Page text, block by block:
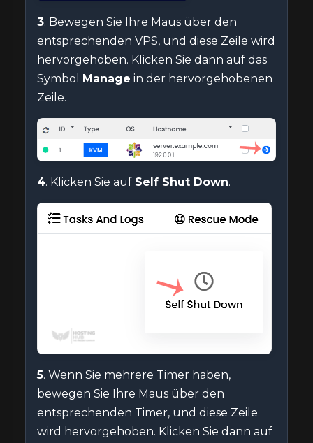
3. Bewegen Sie Ihre Maus über den
entsprechenden VPS, und diese Zeile wird
hervorgehoben. Klicken Sie dann auf das
Symbol Manage in der hervorgehobenen
Zeile.
4. Klicken Sie auf Self Shut Down.
5. Wenn Sie mehrere Timer haben,
bewegen Sie Ihre Maus über den
entsprechenden Timer, und diese Zeile
wird hervorgehoben. Klicken Sie dann auf